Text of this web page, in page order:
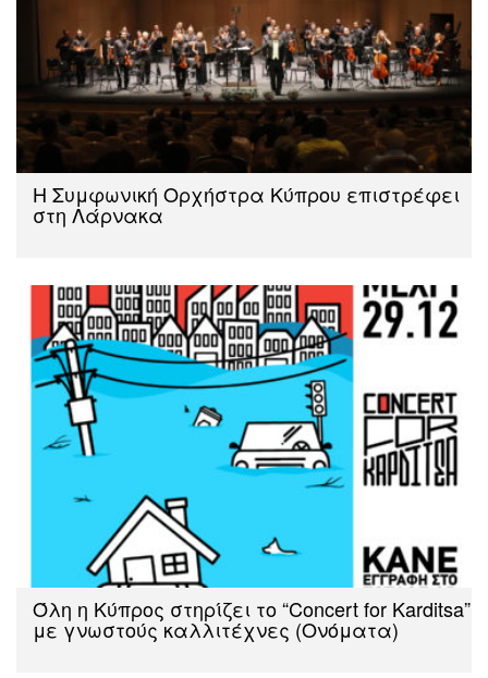
H Συμφωνική Ορχήστρα Κύπρου επιστρέφει
στη Λάρνακα
Όλη η Κύπρος στηρίζει το “Concert for Karditsa”
με γνωστούς καλλιτέχνες (Ονόματα)